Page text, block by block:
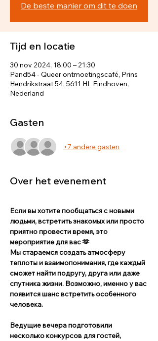
De beste manier om dit te doen
Tijd en locatie
30 nov 2024, 18:00 – 21:30
Pand54 - Queer ontmoetingscafé, Prins
Hendrikstraat 54, 5611 HL Eindhoven,
Nederland
Gasten
+7 andere gasten
Over het evenement
Если вы хотите пообщаться с новыми
людьми, встретить знакомых или просто
приятно провести время, это
мероприятие для вас 🫶
Мы стараемся создать атмосферу
теплоты и взаимопонимания, где каждый
сможет найти подругу, друга или даже
спутника жизни. Возможно, именно у вас
появится шанс встретить особенного
человека.
Ведущие вечера подготовили
несколько конкурсов для гостей,